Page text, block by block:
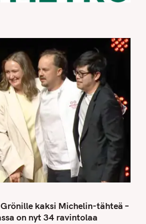
kaksi Michelin-tähteä –
on nyt 34 ravintolaa